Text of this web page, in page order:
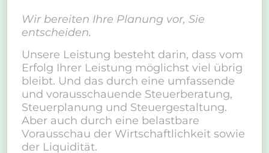
Wir bereiten Ihre Planung vor, Sie
entscheiden.
Unsere Leistung besteht darin, dass vom
Erfolg Ihrer Leistung möglichst viel übrig
bleibt. Und das durch eine umfassende
und vorausschauende Steuerberatung,
Steuerplanung und Steuergestaltung.
Aber auch durch eine belastbare
Vorausschau der Wirtschaftlichkeit sowie
der Liquidität.